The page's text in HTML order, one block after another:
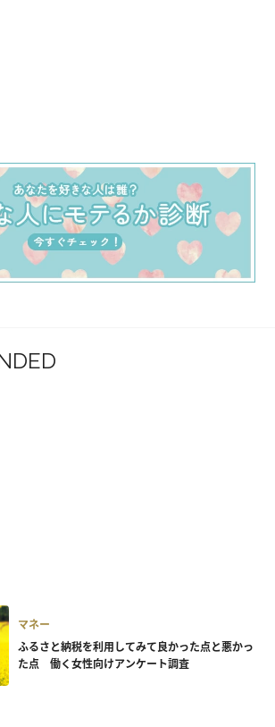
マネー
ふるさと納税を利用してみて良かった点と悪かっ
た点 働く女性向けアンケート調査